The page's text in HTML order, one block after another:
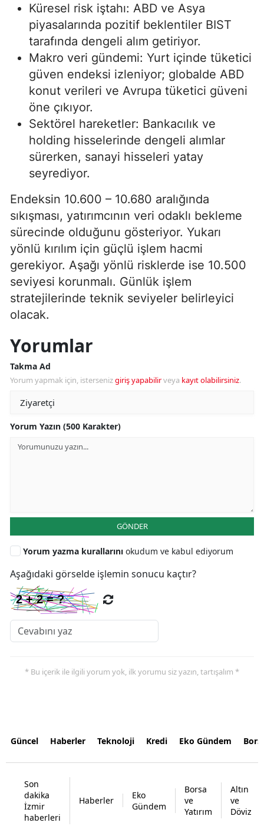
Küresel risk iştahı: ABD ve Asya
piyasalarında pozitif beklentiler BIST
tarafında dengeli alım getiriyor.
Makro veri gündemi: Yurt içinde tüketici
güven endeksi izleniyor; globalde ABD
konut verileri ve Avrupa tüketici güveni
öne çıkıyor.
Sektörel hareketler: Bankacılık ve
holding hisselerinde dengeli alımlar
sürerken, sanayi hisseleri yatay
seyrediyor.
Endeksin 10.600 – 10.680 aralığında
sıkışması, yatırımcının veri odaklı bekleme
sürecinde olduğunu gösteriyor. Yukarı
yönlü kırılım için güçlü işlem hacmi
gerekiyor. Aşağı yönlü risklerde ise 10.500
seviyesi korunmalı. Günlük işlem
stratejilerinde teknik seviyeler belirleyici
olacak.
Yorumlar
Takma Ad
Yorum yapmak için, istersenizgiriş yapabilirveya kayıt olabilirsiniz.
Yorum Yazın (500 Karakter)
GÖNDER
Yorum yazma kurallarını okudum ve kabul ediyorum
Aşağıdaki görselde işlemin sonucu kaçtır?
* Bu içerik ile ilgili yorum yok, ilk yorumu siz yazın, tartışalım *
Güncel Haberler Teknoloji Kredi Eko Gündem
Son
dakika
İzmir
haberleri
Haberler
Eko
Gündem
Borsa
ve
Yatırım
Altın
ve
Döviz